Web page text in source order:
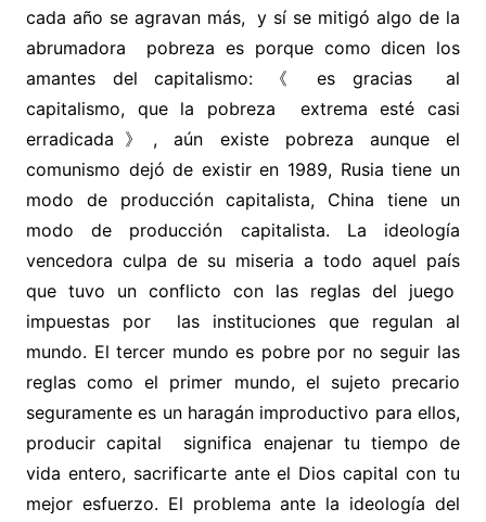
cada año se agravan más, y sí se mitigó algo de la
abrumadora pobreza es porque como dicen los
amantes del capitalismo: 《 es gracias al
capitalismo, que la pobreza extrema esté casi
erradicada》, aún existe pobreza aunque el
comunismo dejó de existir en 1989, Rusia tiene un
modo de producción capitalista, China tiene un
modo de producción capitalista. La ideología
vencedora culpa de su miseria a todo aquel país
que tuvo un conflicto con las reglas del juego
impuestas por las instituciones que regulan al
mundo. El tercer mundo es pobre por no seguir las
reglas como el primer mundo, el sujeto precario
seguramente es un haragán improductivo para ellos,
producir capital significa enajenar tu tiempo de
vida entero, sacrificarte ante el Dios capital con tu
mejor esfuerzo. El problema ante la ideología del